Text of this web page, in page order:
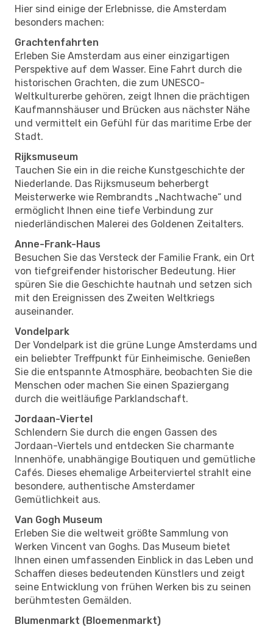
Hier sind einige der Erlebnisse, die Amsterdam
besonders machen:
Grachtenfahrten
Erleben Sie Amsterdam aus einer einzigartigen
Perspektive auf dem Wasser. Eine Fahrt durch die
historischen Grachten, die zum UNESCO-
Weltkulturerbe gehören, zeigt Ihnen die prächtigen
Kaufmannshäuser und Brücken aus nächster Nähe
und vermittelt ein Gefühl für das maritime Erbe der
Stadt.
Rijksmuseum
Tauchen Sie ein in die reiche Kunstgeschichte der
Niederlande. Das Rijksmuseum beherbergt
Meisterwerke wie Rembrandts „Nachtwache“ und
ermöglicht Ihnen eine tiefe Verbindung zur
niederländischen Malerei des Goldenen Zeitalters.
Anne-Frank-Haus
Besuchen Sie das Versteck der Familie Frank, ein Ort
von tiefgreifender historischer Bedeutung. Hier
spüren Sie die Geschichte hautnah und setzen sich
mit den Ereignissen des Zweiten Weltkriegs
auseinander.
Vondelpark
Der Vondelpark ist die grüne Lunge Amsterdams und
ein beliebter Treffpunkt für Einheimische. Genießen
Sie die entspannte Atmosphäre, beobachten Sie die
Menschen oder machen Sie einen Spaziergang
durch die weitläufige Parklandschaft.
Jordaan-Viertel
Schlendern Sie durch die engen Gassen des
Jordaan-Viertels und entdecken Sie charmante
Innenhöfe, unabhängige Boutiquen und gemütliche
Cafés. Dieses ehemalige Arbeiterviertel strahlt eine
besondere, authentische Amsterdamer
Gemütlichkeit aus.
Van Gogh Museum
Erleben Sie die weltweit größte Sammlung von
Werken Vincent van Goghs. Das Museum bietet
Ihnen einen umfassenden Einblick in das Leben und
Schaffen dieses bedeutenden Künstlers und zeigt
seine Entwicklung von frühen Werken bis zu seinen
berühmtesten Gemälden.
Blumenmarkt (Bloemenmarkt)